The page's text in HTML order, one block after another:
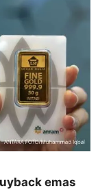
emas